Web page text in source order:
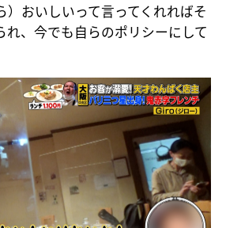
）おいしいって言ってくれればそ
れ、今でも自らのポリシーにして